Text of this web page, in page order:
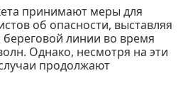
принимают меры для
об опасности, выставляя
линии во время
Однако, несмотря на эти
продолжают